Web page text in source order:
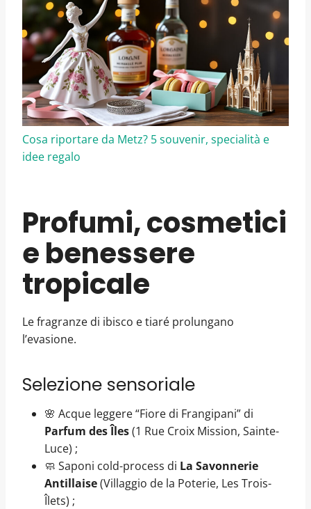
Cosa riportare da Metz? 5 souvenir, specialità e
idee regalo
Profumi, cosmetici
e benessere
tropicale
Le fragranze di ibisco e tiaré prolungano
l’evasione.
Selezione sensoriale
🌸 Acque leggere “Fiore di Frangipani” di
Parfum des Îles(1 Rue Croix Mission, Sainte-
Luce) ;
🧼 Saponi cold-process di La Savonnerie
Antillaise(Villaggio de la Poterie, Les Trois-
Îlets) ;